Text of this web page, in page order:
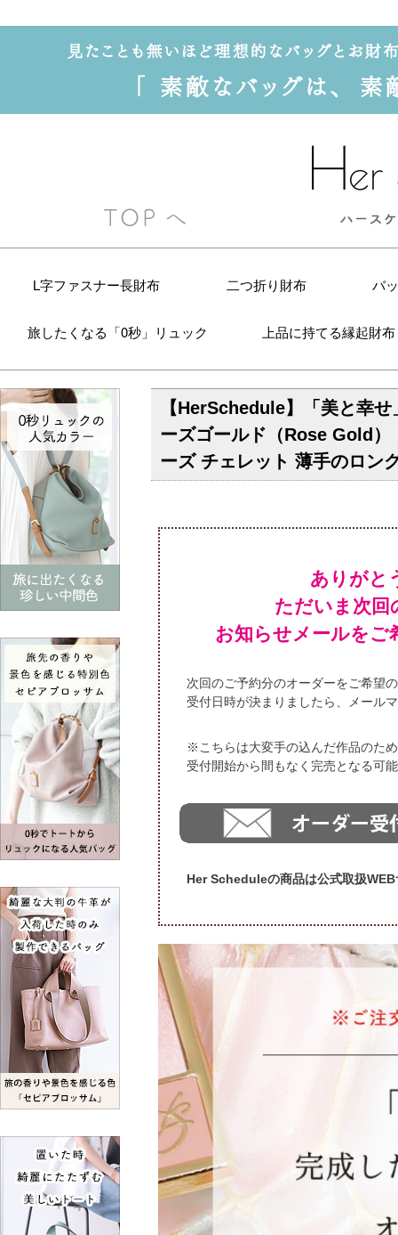
L字ファスナー長財布 二つ折り財布 バ
旅したくなる「0秒」リュック 上品に持てる縁起財布
【HerSchedule】「美と幸
ーズゴールド（Rose Gold）
ーズ チェレット 薄手のロン
ありがと
ただいま次回
お知らせメールをご
次回のご予約分のオーダーをご希望
受付日時が決まりましたら、メール
※こちらは大変手の込んだ作品のた
受付開始から間もなく完売となる可
Her Scheduleの商品は公式取扱